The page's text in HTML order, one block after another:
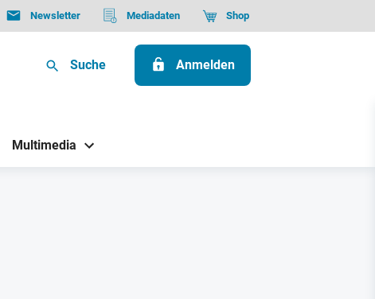
Newsletter Mediadaten Shop
Suche Anmelden
Multimedia